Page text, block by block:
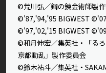
©荒川弘／鋼の錬金術師製
©'87,'94,'95 BIGWEST
©'97,'02,'15 BIGWEST
©和月伸宏／集英社・「る
京都動乱」製作委員会
©鈴木祐斗／集英社・